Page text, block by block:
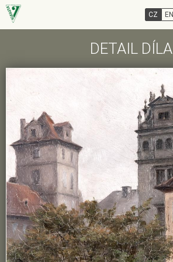
DETAIL DÍLA
CZ EN